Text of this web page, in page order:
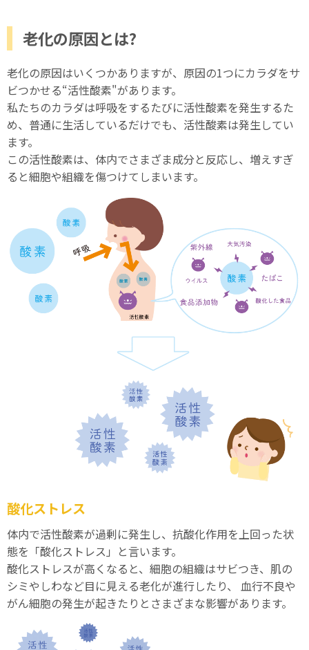
老化の原因とは?
老化の原因はいくつかありますが、原因の1つにカラダをサ
ビつかせる“活性酸素"があります。
私たちのカラダは呼吸をするたびに活性酸素を発生するた
め、普通に生活しているだけでも、活性酸素は発生してい
ます。
この活性酸素は、体内でさまざま成分と反応し、増えすぎ
ると細胞や組織を傷つけてしまいます。
酸化ストレス
体内で活性酸素が過剰に発生し、抗酸化作用を上回った状
態を「酸化ストレス」と言います。
酸化ストレスが高くなると、細胞の組織はサビつき、肌の
シミやしわなど目に見える老化が進行したり、 血行不良や
がん細胞の発生が起きたりとさまざまな影響があります。